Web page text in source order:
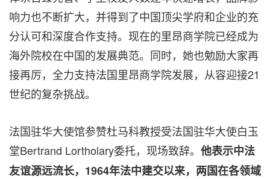
响力也不断扩大，并得到了中国顶尖学府和企业的充
分认可和深度合作支持。现在的里昂商学院已经成为
海外院校在中国的发展典范。 同时，她也勉励大家再
接再厉，全力支持法国里昂商学院发展，从容迎接21
世纪的复杂挑战。
法国驻华大使馆参赞杜马科教授受法国驻华大使白玉
堂Bertrand Lortholary委托，现场致辞。 他表示中法
友谊源远流长， 1964年法中建交以来，两国在各领域